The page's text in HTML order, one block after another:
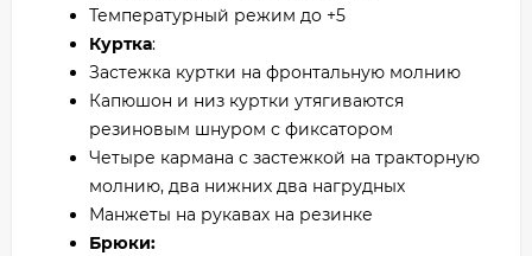
Температурный режим до +5
Куртка:
Застежка куртки на фронтальную молнию
Капюшон и низ куртки утягиваются
резиновым шнуром с фиксатором
Четыре кармана с застежкой на тракторную
молнию, два нижних два нагрудных
Манжеты на рукавах на резинке
Брюки: